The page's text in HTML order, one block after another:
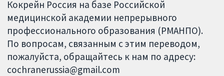
Кокрейн Россия на базе Российской
медицинской академии непрерывного
профессионального образования (РМАНПО).
По вопросам, связанным с этим переводом,
пожалуйста, обращайтесь к нам по адресу:
cochranerussia@gmail.com